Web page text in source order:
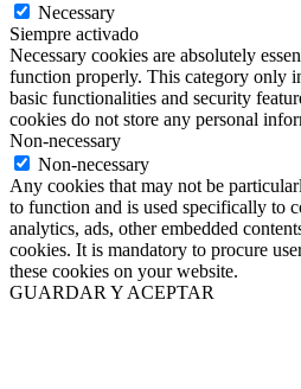
Necessary
Siempre activado
Necessary cookies are absolutely
function properly. This category only
basic functionalities and security
cookies do not store any personal
Non-necessary
Non-necessary
Any cookies that may not be
to function and is used specifically to
analytics, ads, other embedded
cookies. It is mandatory to procure
these cookies on your website.
GUARDAR Y ACEPTAR